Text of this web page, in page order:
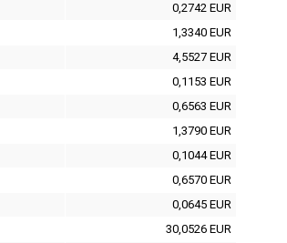
0,2742 EUR
1,3340 EUR
4,5527 EUR
0,1153 EUR
0,6563 EUR
1,3790 EUR
0,1044 EUR
0,6570 EUR
0,0645 EUR
30,0526 EUR